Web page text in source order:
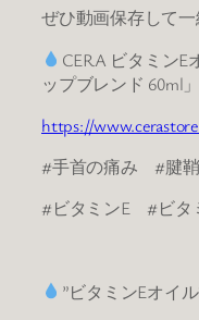
ぜひ動画保存して一
CERA ビタミン
ップブレンド 60ml」
https://
#手首の痛み #腱
#ビタミンE #ビタ
”ビタミンEオイ